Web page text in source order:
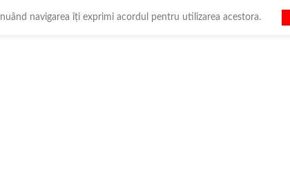
navigarea îți exprimi acordul pentru utilizarea acestora.